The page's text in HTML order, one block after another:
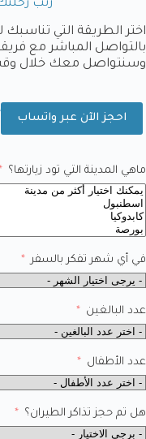
رتّب
اختر الطريقة التي
بالتواصل المباشر مع
وسنتواصل معك خلال
احجز الآن عبر واتساب
ماهي المدينة التي تود زيارتها؟
في أي شهر تفكر بالسفر
عدد البالغين
عدد الأطفال
هل تم حجز تذاكر الطيران؟